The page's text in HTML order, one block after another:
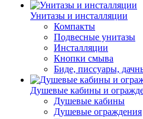
Унитазы и инсталляции
Компакты
Подвесные унитазы
Инсталляции
Кнопки смыва
Биде, писсуары,
Душевые кабины и
Душевые кабины
Душевые ограждения